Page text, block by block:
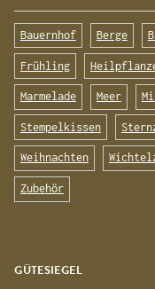
Bauernhof Berge
Frühling
Marmelade Meer
Stempelkissen
Weihnachten
Zubehör
GÜTESIEGEL